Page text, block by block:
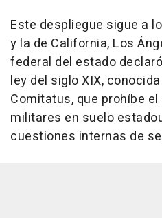
Este despliegue sigue a
y la de California, Los
federal del estado
ley del siglo XIX,
Comitatus, que prohíbe
militares en suelo
cuestiones internas de